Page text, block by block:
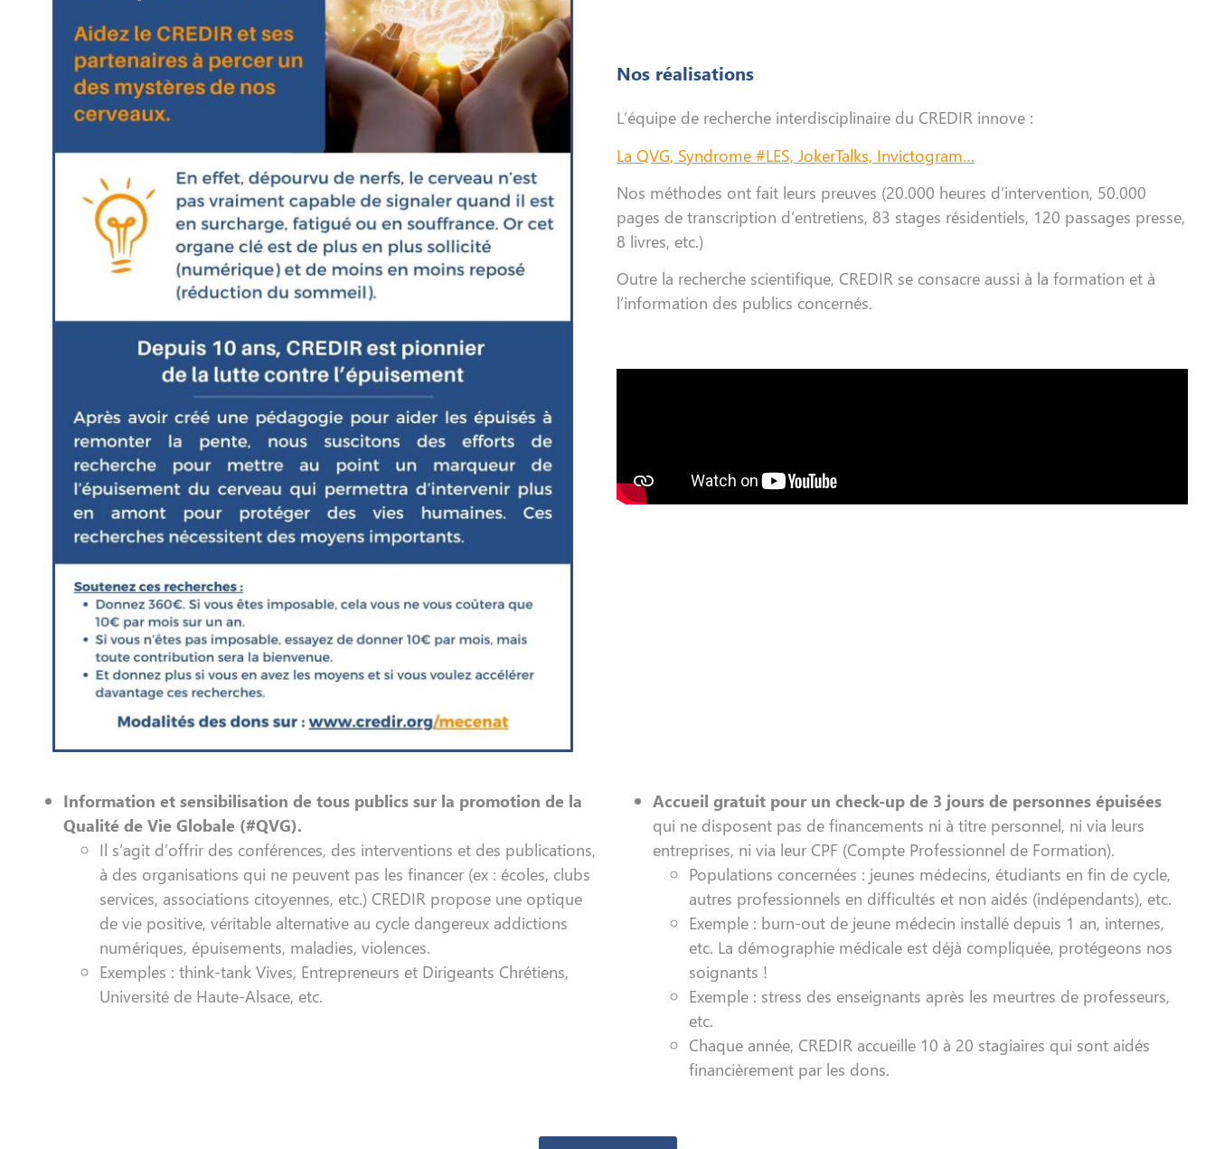
Nos réalisations
L’équipe de recherche interdisciplinaire du CREDIR innove :
La QVG, Syndrome #LES, JokerTalks, Invictogram…
Nos méthodes ont fait leurs preuves (20.000 heures d’intervention, 50.000
pages de transcription d’entretiens, 83 stages résidentiels, 120 passages presse,
8 livres, etc.)
Outre la recherche scientifique, CREDIR se consacre aussi à la formation et à
l’information des publics concernés.
Information et sensibilisation de tous publics sur la promotion de la
Qualité de Vie Globale (#QVG).
Il s’agit d’offrir des conférences, des interventions et des publications,
à des organisations qui ne peuvent pas les financer (ex : écoles, clubs
services, associations citoyennes, etc.) CREDIR propose une optique
de vie positive, véritable alternative au cycle dangereux addictions
numériques, épuisements, maladies, violences.
Exemples : think-tank Vives, Entrepreneurs et Dirigeants Chrétiens,
Université de Haute-Alsace, etc.
Accueil gratuit pour un check-up de 3 jours de personnes épuisées
qui ne disposent pas de financements ni à titre personnel, ni via leurs
entreprises, ni via leur CPF (Compte Professionnel de Formation).
Populations concernées : jeunes médecins, étudiants en fin de cycle,
autres professionnels en difficultés et non aidés (indépendants), etc.
Exemple : burn-out de jeune médecin installé depuis 1 an, internes,
etc. La démographie médicale est déjà compliquée, protégeons nos
soignants !
Exemple : stress des enseignants après les meurtres de professeurs,
etc.
Chaque année, CREDIR accueille 10 à 20 stagiaires qui sont aidés
financièrement par les dons.